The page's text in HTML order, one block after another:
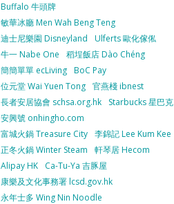
Buffalo 牛頭牌
敏華冰廳 Men Wah Beng Teng
迪士尼樂園 Disneyland
Ulferts 歐化傢俬
牛一 Nabe One
稻埕飯店 Dào Chéng
簡簡單單 ecLiving BoC Pay
位元堂 Wai Yuen Tong 官燕棧 ibnest
長者安居協會 schsa.org.hk
Starbucks 星巴克
安興號 onhingho.com
富城火鍋 Treasure City 李錦記 Lee Kum Kee
正冬火鍋 Winter Steam
軒琴居 Hecom
Alipay HK
Ca-Tu-Ya 吉豚屋
康樂及文化事務署 lcsd.gov.hk
永年士多 Wing Nin Noodle